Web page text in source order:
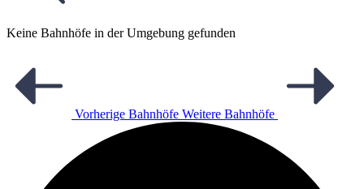
Keine Bahnhöfe in der Umgebung gefunden
Vorherige Bahnhöfe Weitere Bahnhöfe